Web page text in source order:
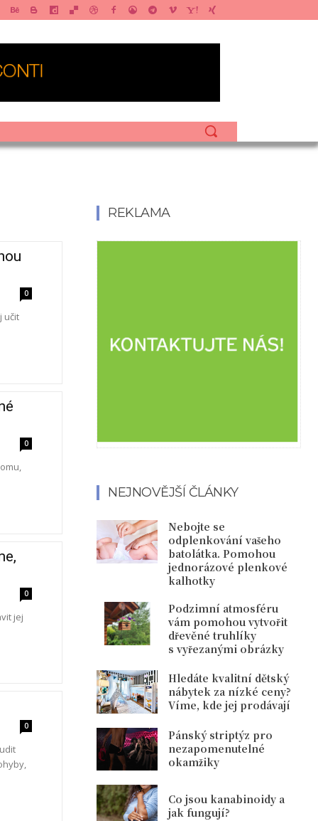
0
učit
0
0
jej
0
REKLAMA
NEJNOVĚJŠÍ ČLÁNKY
Nebojte se
odplenkování vašeho
batolátka. Pomohou
jednorázové plenkové
kalhotky
Podzimní atmosféru
vám pomohou vytvořit
dřevěné truhlíky
s vyřezanými obrázky
Hledáte kvalitní dětský
nábytek za nízké ceny?
Víme, kde jej prodávají
Pánský striptýz pro
nezapomenutelné
okamžiky
Co jsou kanabinoidy a
jak fungují?